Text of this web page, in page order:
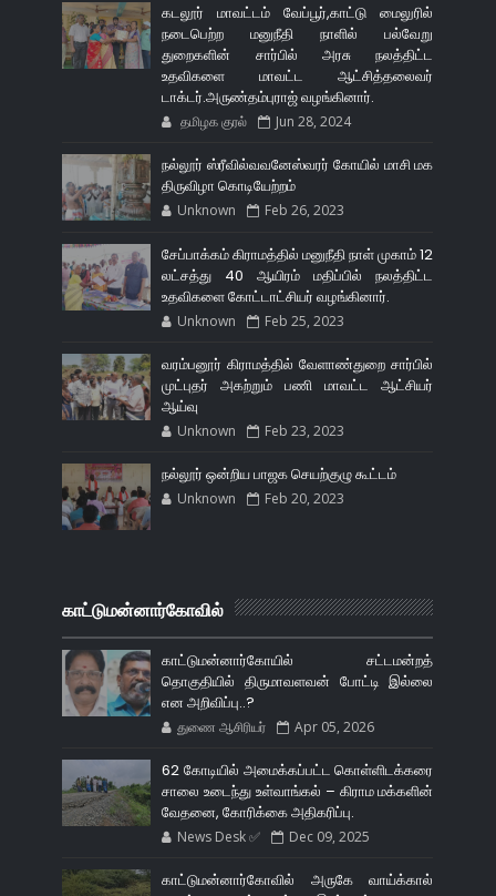
கடலூர் மாவட்டம் வேப்பூர்,காட்டு மைலுரில்
நடைபெற்ற மனுநீதி நாளில் பல்வேறு
துறைகளின் சார்பில் அரசு நலத்திட்ட
உதவிகளை மாவட்ட ஆட்சித்தலைவர்
டாக்டர்.அருண்தம்புராஜ் வழங்கினார்.
தமிழக குரல் Jun 28, 2024
நல்லூர் ஸ்ரீவில்வவனேஸ்வரர் கோயில் மாசி மக
திருவிழா கொடியேற்றம்
Unknown Feb 26, 2023
சேப்பாக்கம் கிராமத்தில் மனுநீதி நாள் முகாம் 12
லட்சத்து 40 ஆயிரம் மதிப்பில் நலத்திட்ட
உதவிகளை கோட்டாட்சியர் வழங்கினார்.
Unknown Feb 25, 2023
வரம்பனூர் கிராமத்தில் வேளாண்துறை சார்பில்
முட்புதர் அகற்றும் பணி மாவட்ட ஆட்சியர்
ஆய்வு
Unknown Feb 23, 2023
நல்லூர் ஒன்றிய பாஜக செயற்குழு கூட்டம்
Unknown Feb 20, 2023
காட்டுமன்னார்கோவில்
காட்டுமன்னார்கோயில் சட்டமன்றத்
தொகுதியில் திருமாவளவன் போட்டி இல்லை
என அறிவிப்பு..?
துணை ஆசிரியர் Apr 05, 2026
62 கோடியில் அமைக்கப்பட்ட கொள்ளிடக்கரை
சாலை உடைந்து உள்வாங்கல் – கிராம மக்களின்
வேதனை, கோரிக்கை அதிகரிப்பு.
News Desk ✅ Dec 09, 2025
காட்டுமன்னார்கோவில் அருகே வாய்க்கால்